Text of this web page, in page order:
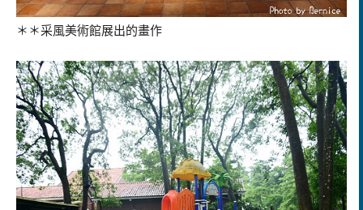
＊＊采風美術館展出的畫作